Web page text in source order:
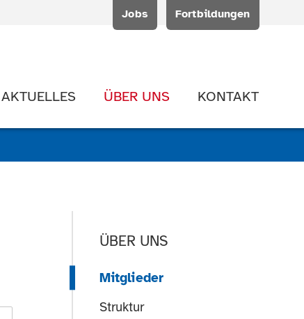
Jobs Fortbildungen
AKTUELLES ÜBER UNS KONTAKT
ÜBER UNS
Mitglieder
Struktur